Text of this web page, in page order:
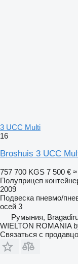
3 UCC Multi
16
Broshuis 3 UCC
757 700 KGS 7 500 €
Полуприцеп
2009
Подвеска пневмо/
осей 3
Румыния,
WIELTON ROMANIA
Связаться с